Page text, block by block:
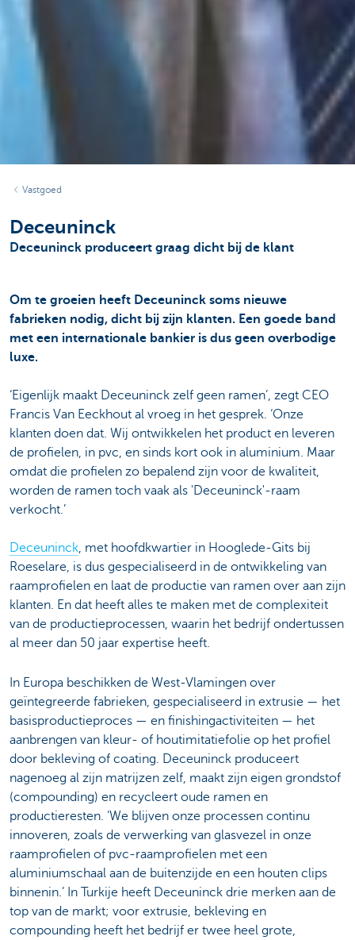
Vastgoed
Deceuninck
Deceuninck produceert graag dicht bij de klant
Om te groeien heeft Deceuninck soms nieuwe
fabrieken nodig, dicht bij zijn klanten. Een goede band
met een internationale bankier is dus geen overbodige
luxe.
‘Eigenlijk maakt Deceuninck zelf geen ramen’, zegt CEO
Francis Van Eeckhout al vroeg in het gesprek. ‘Onze
klanten doen dat. Wij ontwikkelen het product en leveren
de profielen, in pvc, en sinds kort ook in aluminium. Maar
omdat die profielen zo bepalend zijn voor de kwaliteit,
worden de ramen toch vaak als 'Deceuninck'-raam
verkocht.’
Deceuninck, met hoofdkwartier in Hooglede-Gits bij
Roeselare, is dus gespecialiseerd in de ontwikkeling van
raamprofielen en laat de productie van ramen over aan zijn
klanten. En dat heeft alles te maken met de complexiteit
van de productieprocessen, waarin het bedrijf ondertussen
al meer dan 50 jaar expertise heeft.
In Europa beschikken de West-Vlamingen over
geïntegreerde fabrieken, gespecialiseerd in extrusie — het
basisproductieproces — en finishingactiviteiten — het
aanbrengen van kleur- of houtimitatiefolie op het profiel
door bekleving of coating. Deceuninck produceert
nagenoeg al zijn matrijzen zelf, maakt zijn eigen grondstof
(compounding) en recycleert oude ramen en
productieresten. ‘We blijven onze processen continu
innoveren, zoals de verwerking van glasvezel in onze
raamprofielen of pvc-raamprofielen met een
aluminiumschaal aan de buitenzijde en een houten clips
binnenin.’ In Turkije heeft Deceuninck drie merken aan de
top van de markt; voor extrusie, bekleving en
compounding heeft het bedrijf er twee heel grote,